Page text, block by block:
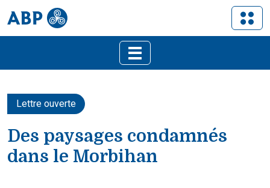
Lettre ouverte
Des paysages condamnés
dans le Morbihan